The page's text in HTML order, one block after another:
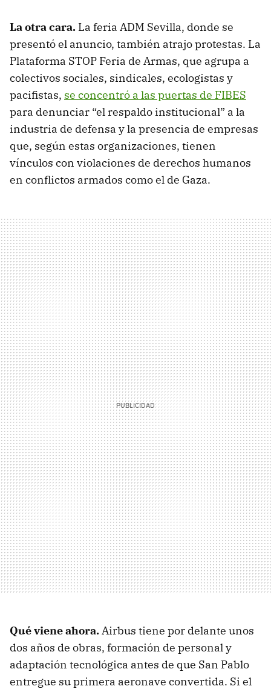
La otra cara. La feria ADM Sevilla, donde se
presentó el anuncio, también atrajo protestas. La
Plataforma STOP Feria de Armas, que agrupa a
colectivos sociales, sindicales, ecologistas y
pacifistas, se concentró a las puertas de FIBES
para denunciar “el respaldo institucional” a la
industria de defensa y la presencia de empresas
que, según estas organizaciones, tienen
vínculos con violaciones de derechos humanos
en conflictos armados como el de Gaza.
Qué viene ahora.Airbus tiene por delante unos
dos años de obras, formación de personal y
adaptación tecnológica antes de que San Pablo
entregue su primera aeronave convertida. Si el